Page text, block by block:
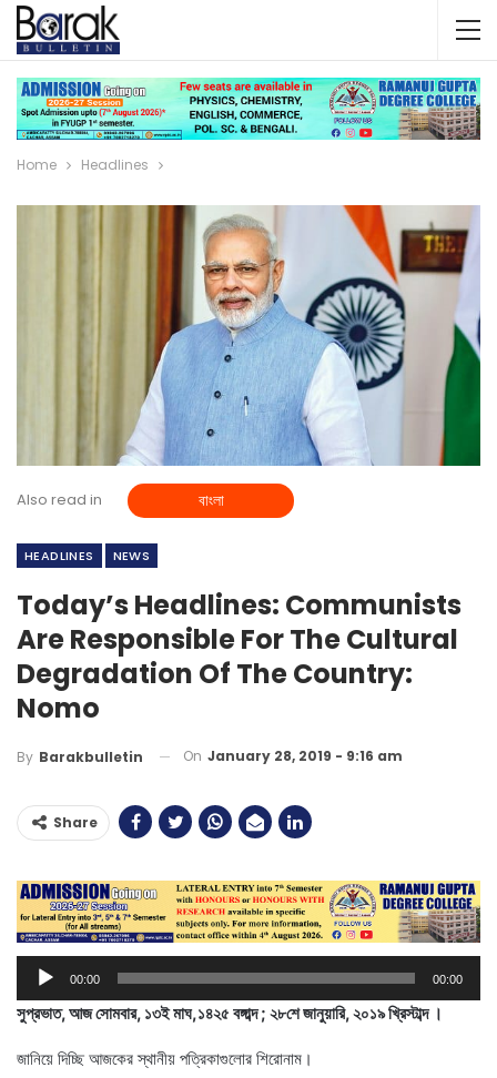
Home Headlines
Also read in বাংলা
HEADLINES NEWS
Today’s Headlines: Communists
Are Responsible For The Cultural
Degradation Of The Country:
Nomo
By Barakbulletin On January 28, 2019 - 9:16 am
Share
Audio
00:00 00:00
সুপ্রভাত, আজ সোমবার, ১৩ই মাঘ,১৪২৫ বঙ্গাব্দ ; ২৮শে জানুয়ারি, ২০১৯ খ্রিস্টাব্দ ।
জানিয়ে দিচ্ছি আজকের স্থানীয় পত্রিকাগুলোর শিরোনাম‌।